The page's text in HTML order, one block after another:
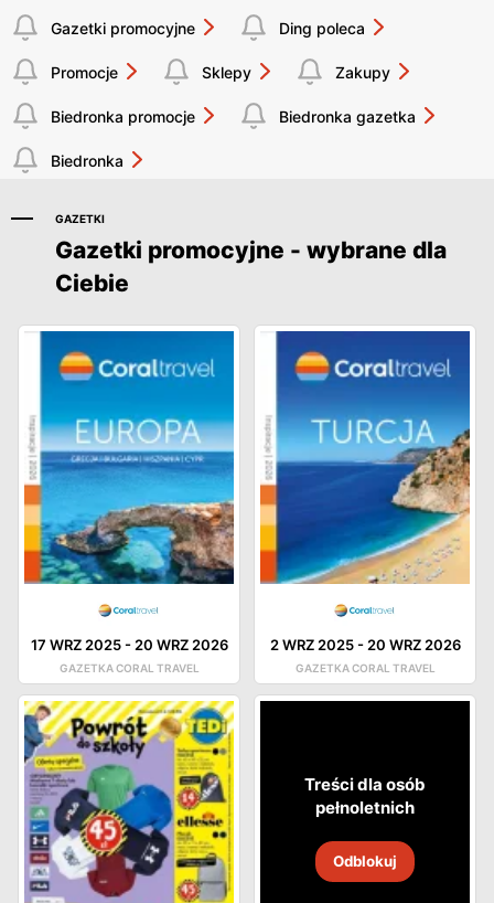
Gazetki promocyjne Ding poleca
Promocje Sklepy Zakupy
Biedronka promocje Biedronka gazetka
Biedronka
GAZETKI
Gazetki promocyjne - wybrane dla
Ciebie
17 WRZ 2025-20 WRZ 2026
GAZETKA CORAL TRAVEL
2 WRZ 2025-20 WRZ 2026
GAZETKA CORAL TRAVEL
Treści dla osób
pełnoletnich
Odblokuj